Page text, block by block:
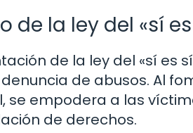
de la ley del «sí
de la ley del «sí es
de abusos. Al
se empodera a las
de derechos.